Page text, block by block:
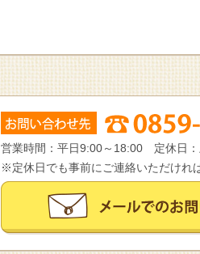
営業時間：平日9:00～18:00 定休日：
※定休日でも事前にご連絡いただけれ